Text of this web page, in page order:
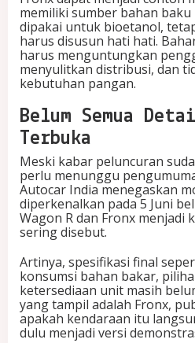
memiliki sumber bahan
dipakai untuk bioetanol,
harus disusun hati hati.
harus menguntungkan
menyulitkan distribusi, dan
kebutuhan pangan.
Belum Semua
Terbuka
Meski kabar peluncuran
perlu menunggu
Autocar India menegaskan
diperkenalkan pada 5 Juni
Wagon R dan Fronx menjadi
sering disebut.
Artinya, spesifikasi final
konsumsi bahan bakar,
ketersediaan unit masih
yang tampil adalah Fronx,
apakah kendaraan itu
dulu menjadi versi